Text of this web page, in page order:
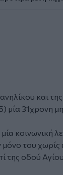
και
31χρονη
κοινωνική
μόνο του
της οδού